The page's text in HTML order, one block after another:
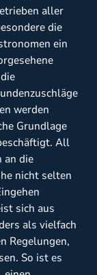
aller
die
ein
werden
Grundlage
All
an die
nicht selten
sich aus
als vielfach
Regelungen,
So ist es